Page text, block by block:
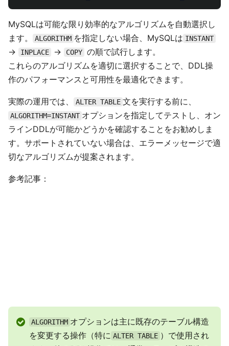
MySQLは可能な限り効率的なアルゴリズムを自動選択し
ます。
ALGORITHM を指定しない場合、MySQLは INSTANT
→ INPLACE → COPY の順で試行します。
これらのアルゴリズムを適切に選択することで、DDL操
作のパフォーマンスと可用性を最適化できます。
実際の運用では、 ALTER TABLE 文を実行する前に、
ALGORITHM=INSTANT オプションを指定してテストし、オン
ラインDDLが可能かどうかを確認することをお勧めしま
す。サポートされていない場合は、エラーメッセージで適
切なアルゴリズムが提案されます。
参考記事：
ALGORITHM オプションは主に既存のテーブル構造
を変更する操作（特に ALTER TABLE ）で使用され